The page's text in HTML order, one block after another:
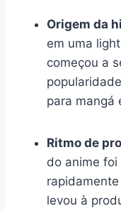
Origem da
em uma
começou a
para mangá
Ritmo de
do anime foi
levou à